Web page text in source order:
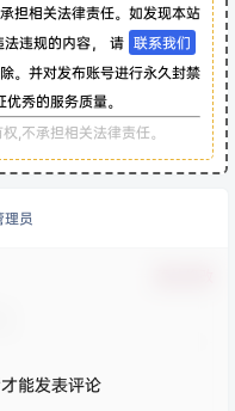
担相关法律责任。如发现本站
违规的内容， 请 联系我们
。并对发布账号进行永久封禁
秀的服务质量。
,不承担相关法律责任。
理员
能发表评论